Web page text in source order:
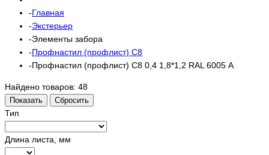
Главная
Экстерьер
Элементы забора
Профнастил (профлист) С8
Профнастил (профлист) С8 0,4 1,8*1,2 RAL 6005 А
Найдено товаров: 48
Показать Сбросить
Тип
Длина листа, мм